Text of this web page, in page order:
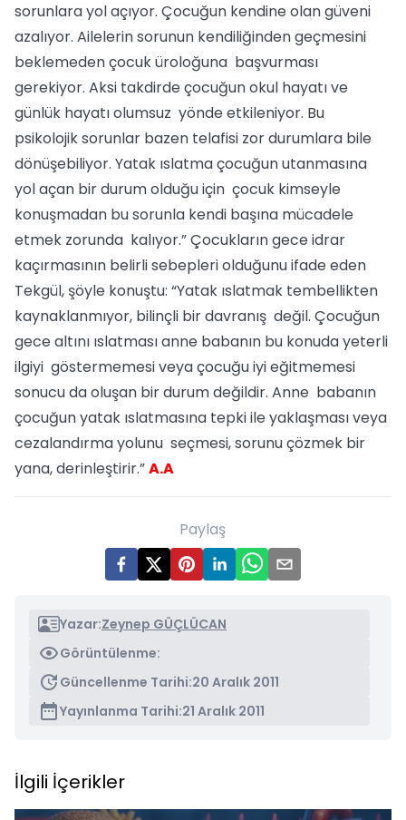
sorunlara yol açıyor. Çocuğun kendine olan güveni
azalıyor. Ailelerin sorunun kendiliğinden geçmesini
beklemeden çocuk üroloğuna başvurması
gerekiyor. Aksi takdirde çocuğun okul hayatı ve
günlük hayatı olumsuz yönde etkileniyor. Bu
psikolojik sorunlar bazen telafisi zor durumlara bile
dönüşebiliyor. Yatak ıslatma çocuğun utanmasına
yol açan bir durum olduğu için çocuk kimseyle
konuşmadan bu sorunla kendi başına mücadele
etmek zorunda kalıyor.” Çocukların gece idrar
kaçırmasının belirli sebepleri olduğunu ifade eden
Tekgül, şöyle konuştu: “Yatak ıslatmak tembellikten
kaynaklanmıyor, bilinçli bir davranış değil. Çocuğun
gece altını ıslatması anne babanın bu konuda yeterli
ilgiyi göstermemesi veya çocuğu iyi eğitmemesi
sonucu da oluşan bir durum değildir. Anne babanın
çocuğun yatak ıslatmasına tepki ile yaklaşması veya
cezalandırma yolunu seçmesi, sorunu çözmek bir
yana, derinleştirir.”A.A
Paylaş
Yazar:Zeynep GÜÇLÜCAN
Görüntülenme:
Güncellenme Tarihi:20 Aralık 2011
Yayınlanma Tarihi:21 Aralık 2011
İlgili İçerikler